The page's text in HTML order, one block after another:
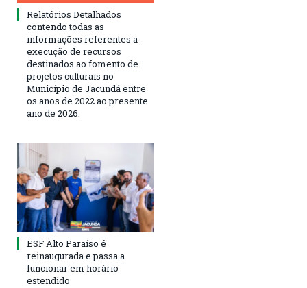
Relatórios Detalhados
contendo todas as
informações referentes a
execução de recursos
destinados ao fomento de
projetos culturais no
Município de Jacundá entre
os anos de 2022 ao presente
ano de 2026.
ESF Alto Paraíso é
reinaugurada e passa a
funcionar em horário
estendido